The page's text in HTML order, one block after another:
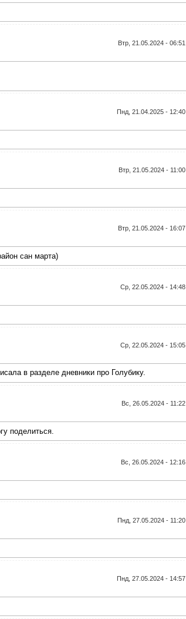
Втр, 21.05.2024 - 06:51
Пнд, 21.04.2025 - 12:40
Втр, 21.05.2024 - 11:00
Втр, 21.05.2024 - 16:07
сан марта)
Ср, 22.05.2024 - 14:48
Ср, 22.05.2024 - 15:05
в разделе дневники про Голубику.
Вс, 26.05.2024 - 11:22
поделиться.
Вс, 26.05.2024 - 12:16
Пнд, 27.05.2024 - 11:20
Пнд, 27.05.2024 - 14:57